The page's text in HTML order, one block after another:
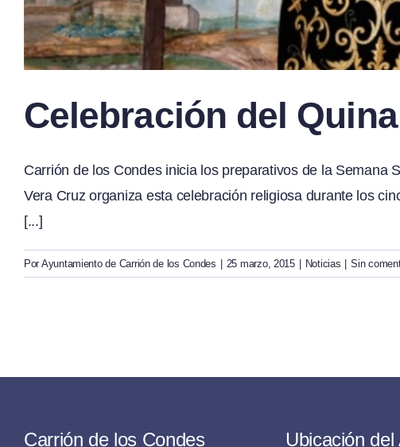
Celebración del
Carrión de los Condes inicia los preparativos de la Semana
Vera Cruz organiza esta celebración religiosa durante los
[...]
Por Ayuntamiento de Carrión de los Condes 25 marzo, 2015 Noticias Sin
Carrión de los Condes Ubicación